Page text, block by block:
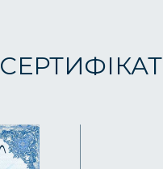
СЕРТИФІКАТ